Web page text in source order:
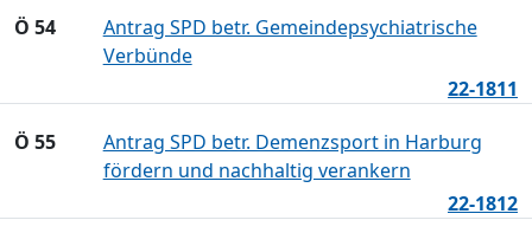
Ö 54
Antrag SPD betr. Gemeindepsychiatrische
Verbünde
22-1811
Ö 55
Antrag SPD betr. Demenzsport in Harburg
fördern und nachhaltig verankern
22-1812